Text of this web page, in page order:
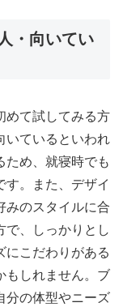
・向いてい
めて試してみる方
いているといわれ
ため、就寝時でも
す。また、デザイ
みのスタイルに合
で、しっかりとし
にこだわりがある
もしれません。ブ
分の体型やニーズ